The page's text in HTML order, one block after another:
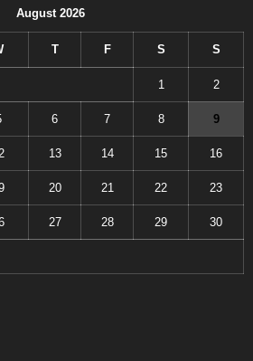
August 2026
T F S S
1 2
6 7 8 9
13 14 15 16
20 21 22 23
27 28 29 30